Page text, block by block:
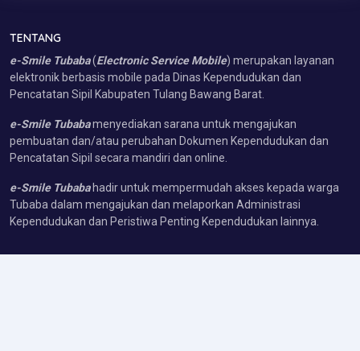
TENTANG
e-Smile Tubaba(Electronic Service Mobile) merupakan layanan
elektronik berbasis mobile pada Dinas Kependudukan dan
Pencatatan Sipil Kabupaten Tulang Bawang Barat.
e-Smile Tubabamenyediakan sarana untuk mengajukan
pembuatan dan/atau perubahan Dokumen Kependudukan dan
Pencatatan Sipil secara mandiri dan online.
e-Smile Tubabahadir untuk mempermudah akses kepada warga
Tubaba dalam mengajukan dan melaporkan Administrasi
Kependudukan dan Peristiwa Penting Kependudukan lainnya.